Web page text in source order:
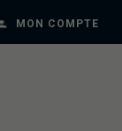
MON COMPTE